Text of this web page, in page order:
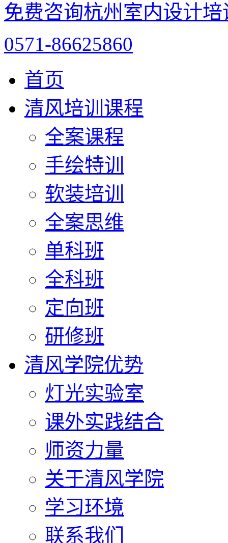
免费咨询杭州室内设计
0571-86625860
首页
清风培训课程
全案课程
手绘特训
软装培训
全案思维
单科班
全科班
定向班
研修班
清风学院优势
灯光实验室
课外实践结合
师资力量
关于清风学院
学习环境
联系我们